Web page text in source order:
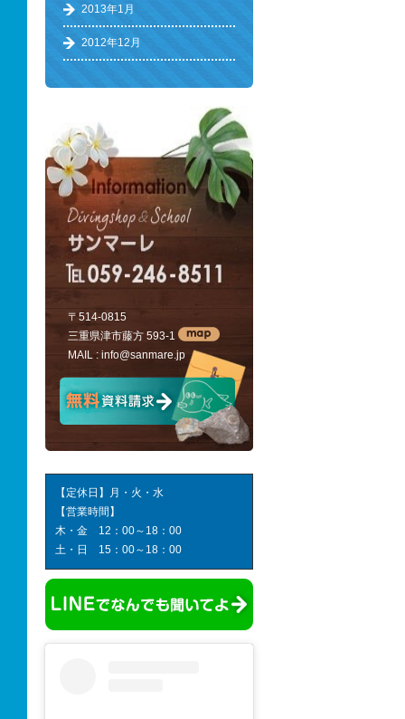
2013年1月
2012年12月
〒514-0815
三重県津市藤方 593-1
MAIL : info@sanmare.jp
【定休日】月・火・水
【営業時間】
木・金 12：00～18：00
土・日 15：00～18：00